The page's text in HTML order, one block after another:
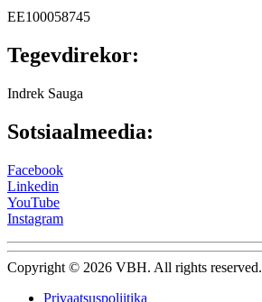
EE100058745
Tegevdirekor:
Indrek Sauga
Sotsiaalmeedia:
Facebook
Linkedin
YouTube
Instagram
Copyright © 2026 VBH. All rights reserved.
Privaatsuspoliitika